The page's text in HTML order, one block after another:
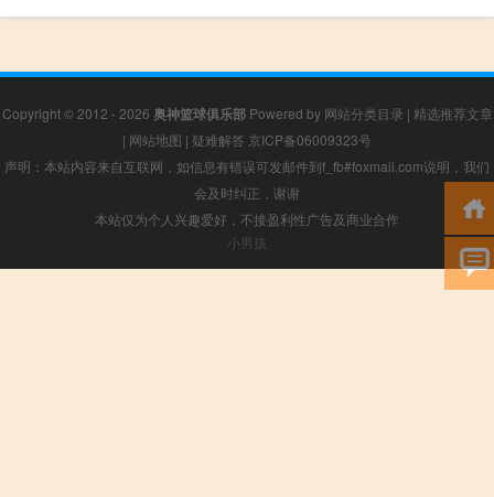
Copyright © 2012 - 2026 奥神篮球俱乐部Powered by 网站分类目录 | 精选推荐文章
| 网站地图 | 疑难解答 京ICP备06009323号
声明：本站内容来自互联网，如信息有错误可发邮件到f_fb#foxmail.com说明，我们
会及时纠正，谢谢
本站仅为个人兴趣爱好，不接盈利性广告及商业合作
小男孩